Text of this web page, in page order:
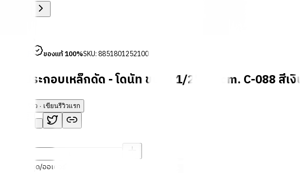
ของแท้ 100%SKU:8851801252100
ลายประกอบเหล็กดัด - โดนัท ขนาด 1/2"x10cm. C-088 สีเงิน
ยังไม่มีรีวิว · เขียนรีวิวแรก
สูงสุด 10 ชุด/ออเดอร์